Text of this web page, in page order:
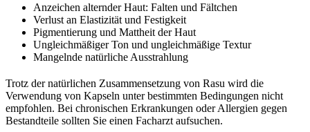
Anzeichen alternder Haut: Falten und Fältchen
Verlust an Elastizität und Festigkeit
Pigmentierung und Mattheit der Haut
Ungleichmäßiger Ton und ungleichmäßige Textur
Mangelnde natürliche Ausstrahlung
Trotz der natürlichen Zusammensetzung von Rasu wird die
Verwendung von Kapseln unter bestimmten Bedingungen nicht
empfohlen. Bei chronischen Erkrankungen oder Allergien gegen
Bestandteile sollten Sie einen Facharzt aufsuchen.